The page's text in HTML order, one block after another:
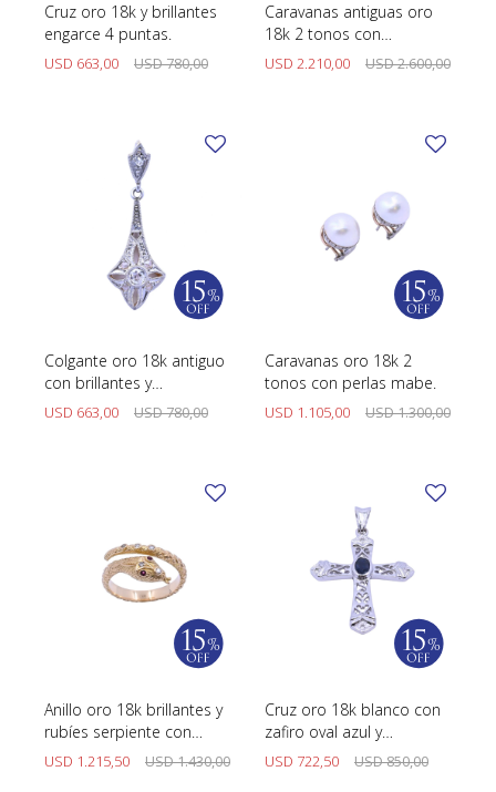
Cruz oro 18k y brillantes
engarce 4 puntas.
USD 663,00 USD780,00
Caravanas antiguas oro
18k 2 tonos con
brillantes.
USD 2.210,00 USD2.600,00
Colgante oro 18k antiguo
con brillantes y
diamantes.
USD 663,00 USD780,00
Caravanas oro 18k 2
tonos con perlas mabe.
USD 1.105,00 USD1.300,00
Anillo oro 18k brillantes y
rubíes serpiente con
punzones.
USD 1.215,50 USD1.430,00
Cruz oro 18k blanco con
zafiro oval azul y
brillantes.
USD 722,50 USD850,00